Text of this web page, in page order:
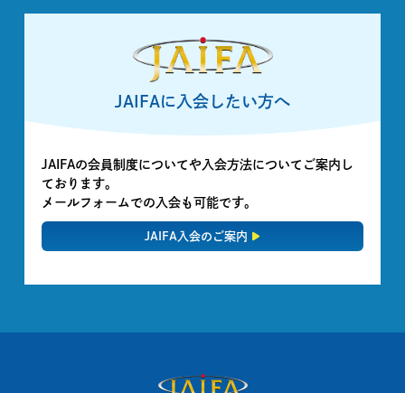
JAIFAに入会したい方へ
JAIFAの会員制度についてや入会方法についてご案内し
ております。
メールフォームでの入会も可能です。
JAIFA入会のご案内